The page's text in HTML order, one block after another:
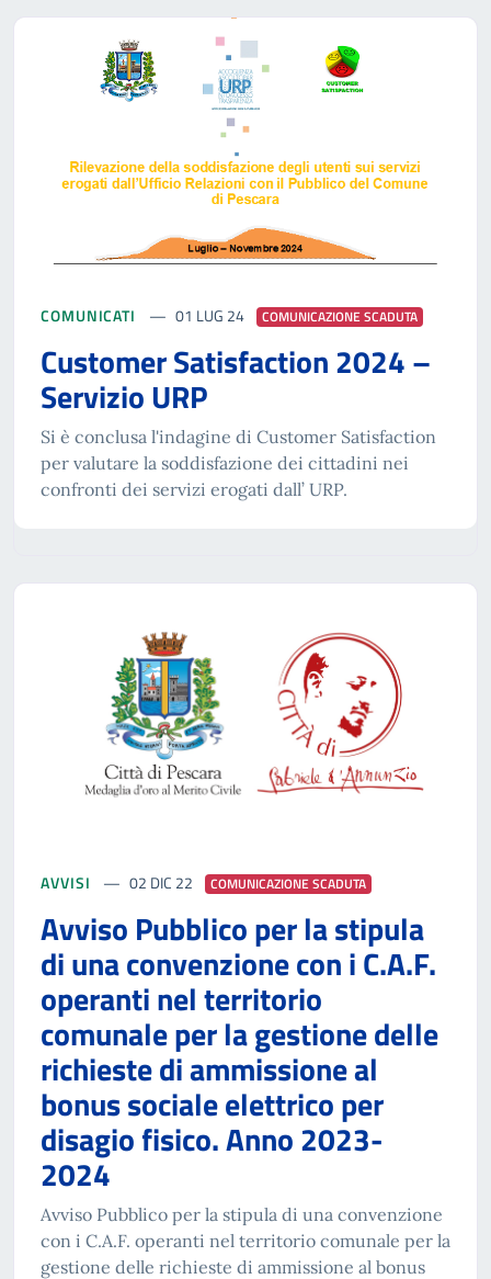
COMUNICATI 01 LUG 24 COMUNICAZIONE SCADUTA
Customer Satisfaction 2024 –
Servizio URP
Si è conclusa l'indagine di Customer Satisfaction
per valutare la soddisfazione dei cittadini nei
confronti dei servizi erogati dall’ URP.
AVVISI 02 DIC 22 COMUNICAZIONE SCADUTA
Avviso Pubblico per la stipula
di una convenzione con i C.A.F.
operanti nel territorio
comunale per la gestione delle
richieste di ammissione al
bonus sociale elettrico per
disagio fisico. Anno 2023-
2024
Avviso Pubblico per la stipula di una convenzione
con i C.A.F. operanti nel territorio comunale per la
gestione delle richieste di ammissione al bonus